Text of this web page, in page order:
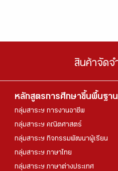
สินค้าจัดจ
หลักสูตรการศึกษาขึ้นพื้นฐาน
กลุ่มสาระฯ การงานอาชีพ
กลุ่มสาระฯ คณิตศาสตร์
กลุ่มสาระฯ กิจกรรมพัฒนาผู้เรียน
กลุ่มสาระฯ ภาษาไทย
กลุ่มสาระฯ ภาษาต่างประเทศ